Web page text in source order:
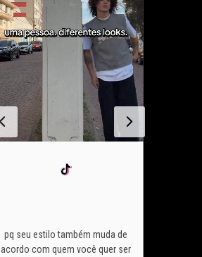
pq seu estilo também muda de
acordo com quem você quer ser